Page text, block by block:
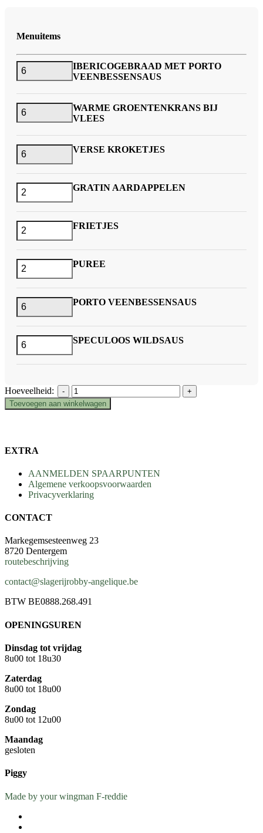
Menuitems
IBERICOGEBRAAD MET PORTO
VEENBESSENSAUS
WARME GROENTENKRANS BIJ
VLEES
VERSE KROKETJES
GRATIN AARDAPPELEN
FRIETJES
PUREE
PORTO VEENBESSENSAUS
SPECULOOS WILDSAUS
Hoeveelheid:
MENU
IBERICOGEBRAAD
MET
Toevoegen aan winkelwagen
EXTRA
AANMELDEN SPAARPUNTEN
Algemene verkoopsvoorwaarden
Privacyverklaring
CONTACT
Markegemsesteenweg 23
8720 Dentergem
routebeschrijving
contact@slagerijrobby-angelique.be
BTW BE0888.268.491
OPENINGSUREN
Dinsdag tot vrijdag
8u00 tot 18u30
Zaterdag
8u00 tot 18u00
Zondag
8u00 tot 12u00
Maandag
gesloten
Piggy
Made by your wingman F-reddie